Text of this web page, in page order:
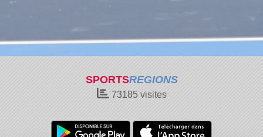
SPORTSREGIONS
73185visites